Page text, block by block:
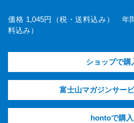
価格 1,045円（税・送料込み） 年
料込み）
ショップで購
富士山マガジンサー
hontoで購入